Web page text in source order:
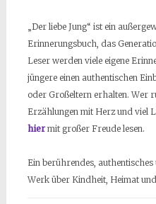
„Der liebe Jung“ ist ein
Erinnerungsbuch, das
Leser werden viele eigene
jüngere einen authentischen
oder Großeltern erhalten. Wer
Erzählungen mit Herz und viel
hiermit großer Freude lesen.
Ein berührendes,
Werk über Kindheit, Heimat